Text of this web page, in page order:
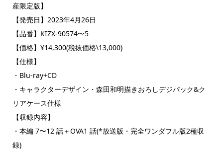
産限定版】
【発売日】2023年4月26日
【品番】KIZX-90574〜5
【価格】¥14,300(税抜価格\13,000)
【仕様】
・Blu-ray+CD
・キャラクターデザイン・森田和明描きおろしデジパック&ク
リアケース仕様
【収録内容】
・本編 7〜12 話＋OVA1 話(*放送版・完全ワンダフル版2種収
録)